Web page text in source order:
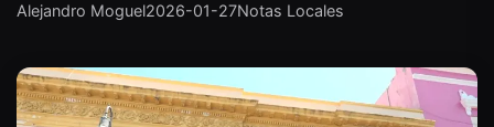
Alejandro Moguel2026-01-27Notas Locales